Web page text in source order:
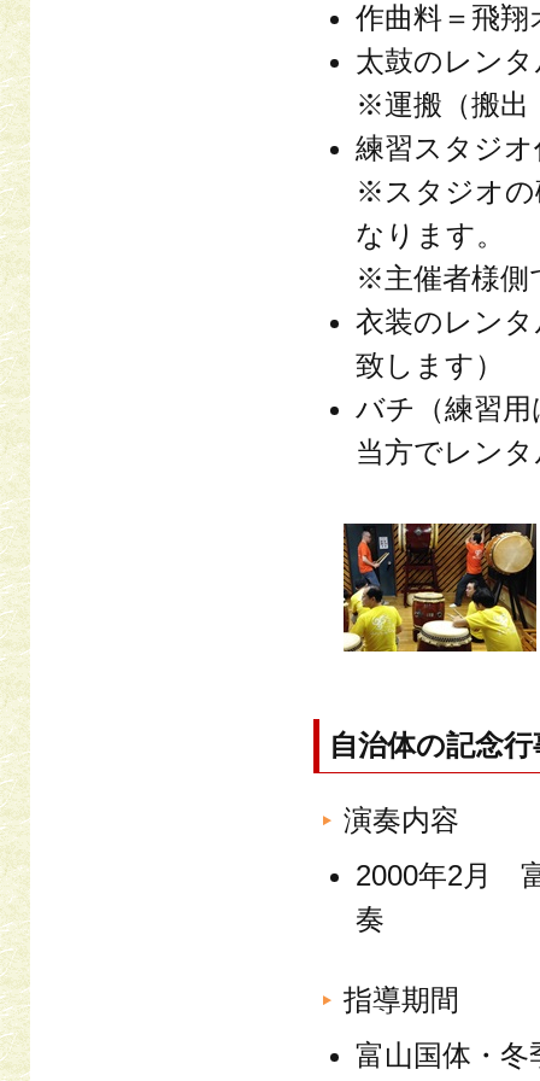
作曲料＝飛
太鼓のレン
※運搬（搬出
練習スタジ
※スタジオの
なります。
※主催者様側
衣装のレン
致します）
バチ（練習
当方でレン
自治体の記念
演奏内容
2000年2月
奏
指導期間
富山国体・